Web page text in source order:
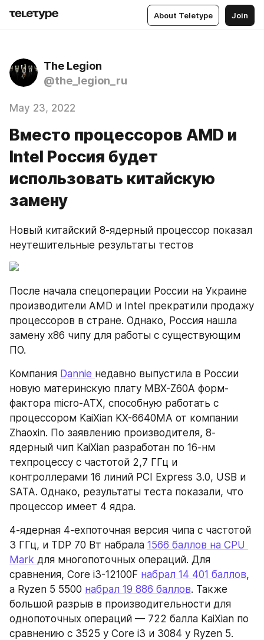
About Teletype Join
The Legion
@the_legion_ru
May 23, 2022
Вместо процессоров AMD и
Intel Россия будет
использовать китайскую
замену
Новый китайский 8-ядерный процессор показал
неутешительные результаты тестов
После начала спецоперации России на Украине
производители AMD и Intel прекратили продажу
процессоров в стране. Однако, Россия нашла
замену x86 чипу для работы с существующим
ПО.
Компания Dannie недавно выпустила в России
новую материнскую плату MBX-Z60A форм-
фактора micro-ATX, способную работать с
процессором KaiXian KX-6640MA от компании
Zhaoxin. По заявлению производителя, 8-
ядерный чип KaiXian разработан по 16-нм
техпроцессу с частотой 2,7 ГГц и
контроллерами 16 линий PCI Express 3.0, USB и
SATA. Однако, результаты теста показали, что
процессор имеет 4 ядра.
4-ядерная 4-ехпоточная версия чипа с частотой
3 ГГц, и TDP 70 Вт набрала 1566 баллов на CPU
Mark для многопоточных операций. Для
сравнения, Core i3-12100F набрал 14 401 баллов,
а Ryzen 5 5500 набрал 19 886 баллов. Также
большой разрыв в производительности для
однопоточных операций — 722 балла KaiXian по
сравнению с 3525 у Core i3 и 3084 у Ryzen 5.